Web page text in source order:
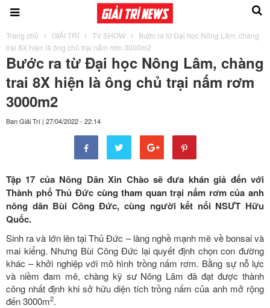
Trang chủ GIẢI TRÍ TV SHOW
Bước ra từ Đại học Nông Lâm, chàng
trai 8X hiện là ông chủ trại nấm rơm 3000m2
Bước ra từ Đại học Nông Lâm, chàng
trai 8X hiện là ông chủ trại nấm rơm
3000m2
Ban Giải Trí | 27/04/2022 - 22:14
Tập 17 của Nông Dân Xin Chào sẽ đưa khán giả đến với
Thành phố Thủ Đức cùng tham quan trại nấm rơm của anh
nông dân Bùi Công Đức, cùng người kết nối NSƯT Hữu
Quốc.
Sinh ra và lớn lên tại Thủ Đức – làng nghề mạnh mẽ về bonsai và
mai kiểng. Nhưng Bùi Công Đức lại quyết định chọn con đường
khác – khởi nghiệp với mô hình trồng nấm rơm. Bằng sự nỗ lực
và niềm đam mê, chàng kỹ sư Nông Lâm đã đạt được thành
công nhất định khi sở hữu diện tích trồng nấm của anh mở rộng
đến 3000m2.